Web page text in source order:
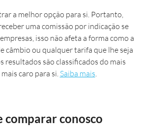
a melhor opção para si. Portanto,
uma comissão por indicação se
isso não afeta a forma como a
câmbio ou qualquer tarifa que lhe seja
resultados são classificados do mais
caro para si. Saiba mais
comparar conosco